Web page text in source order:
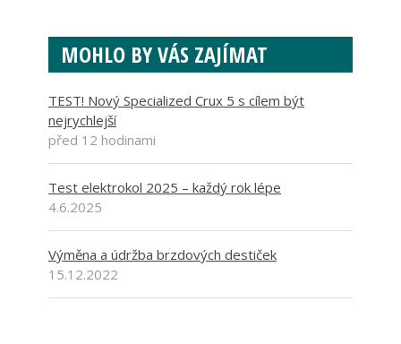
MOHLO BY VÁS ZAJÍMAT
TEST! Nový Specialized Crux 5 s cílem být
nejrychlejší
před 12 hodinami
Test elektrokol 2025 – každý rok lépe
4.6.2025
Výměna a údržba brzdových destiček
15.12.2022